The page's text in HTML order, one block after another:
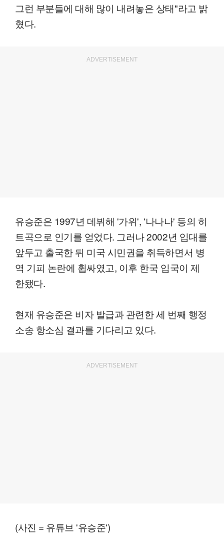
그런 부분들에 대해 많이 내려놓은 상태"라고 밝
혔다.
ADVERTISEMENT
유승준은 1997년 데뷔해 '가위', '나나나' 등의 히
트곡으로 인기를 얻었다. 그러나 2002년 입대를
앞두고 출국한 뒤 미국 시민권을 취득하면서 병
역 기피 논란에 휩싸였고, 이후 한국 입국이 제
한됐다.
현재 유승준은 비자 발급과 관련한 세 번째 행정
소송 항소심 결과를 기다리고 있다.
ADVERTISEMENT
(사진 = 유튜브 '유승준')